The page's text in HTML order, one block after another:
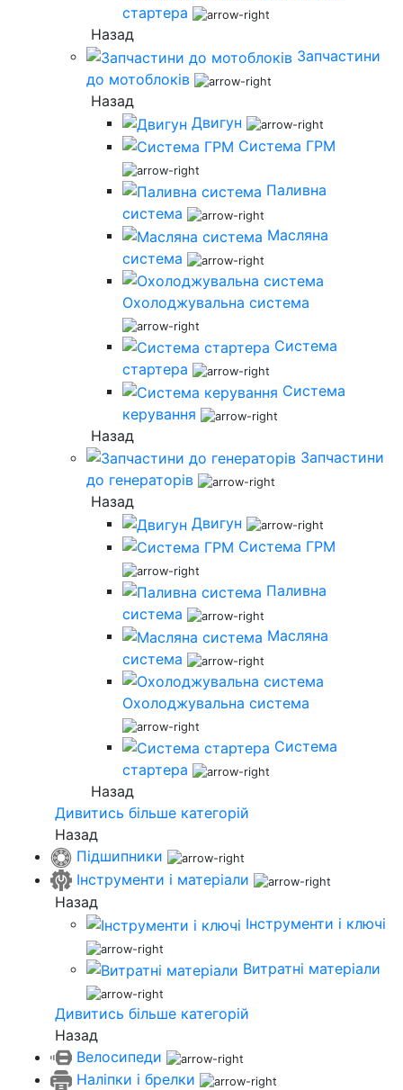
стартера
Назад
Запчастини
до мотоблоків
Назад
Двигун
Система ГРМ
Паливна
система
Масляна
система
Охолоджувальна система
Система
стартера
Система
керування
Назад
Запчастини
до генераторів
Назад
Двигун
Система ГРМ
Паливна
система
Масляна
система
Охолоджувальна система
Система
стартера
Назад
Дивитись більше категорій
Назад
Підшипники
Інструменти і матеріали
Назад
Інструменти і ключі
Витратні матеріали
Дивитись більше категорій
Назад
Велосипеди
Наліпки і брелки